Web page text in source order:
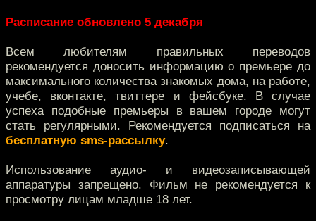
Расписание обновлено 5 декабря
Всем любителям правильных переводов
рекомендуется доносить информацию о премьере до
максимального количества знакомых дома, на работе,
учебе, вконтакте, твиттере и фейсбуке. В случае
успеха подобные премьеры в вашем городе могут
стать регулярными. Рекомендуется подписаться на
бесплатную sms-рассылку.
Использование аудио- и видеозаписывающей
аппаратуры запрещено. Фильм не рекомендуется к
просмотру лицам младше 18 лет.